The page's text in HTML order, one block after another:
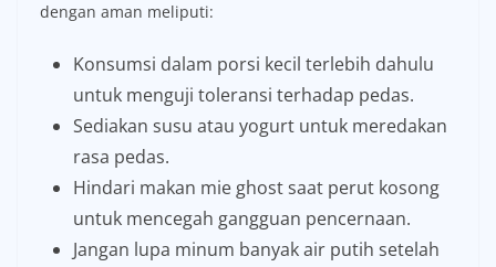
dengan aman meliputi:
Konsumsi dalam porsi kecil terlebih dahulu
untuk menguji toleransi terhadap pedas.
Sediakan susu atau yogurt untuk meredakan
rasa pedas.
Hindari makan mie ghost saat perut kosong
untuk mencegah gangguan pencernaan.
Jangan lupa minum banyak air putih setelah